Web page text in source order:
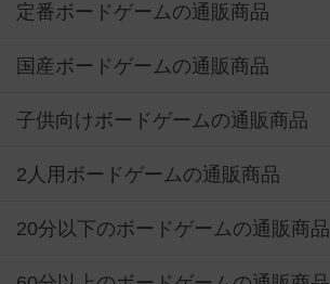
定番ボードゲームの通販商品
国産ボードゲームの通販商品
子供向けボードゲームの通販商品
2人用ボードゲームの通販商品
20分以下のボードゲームの通販商品